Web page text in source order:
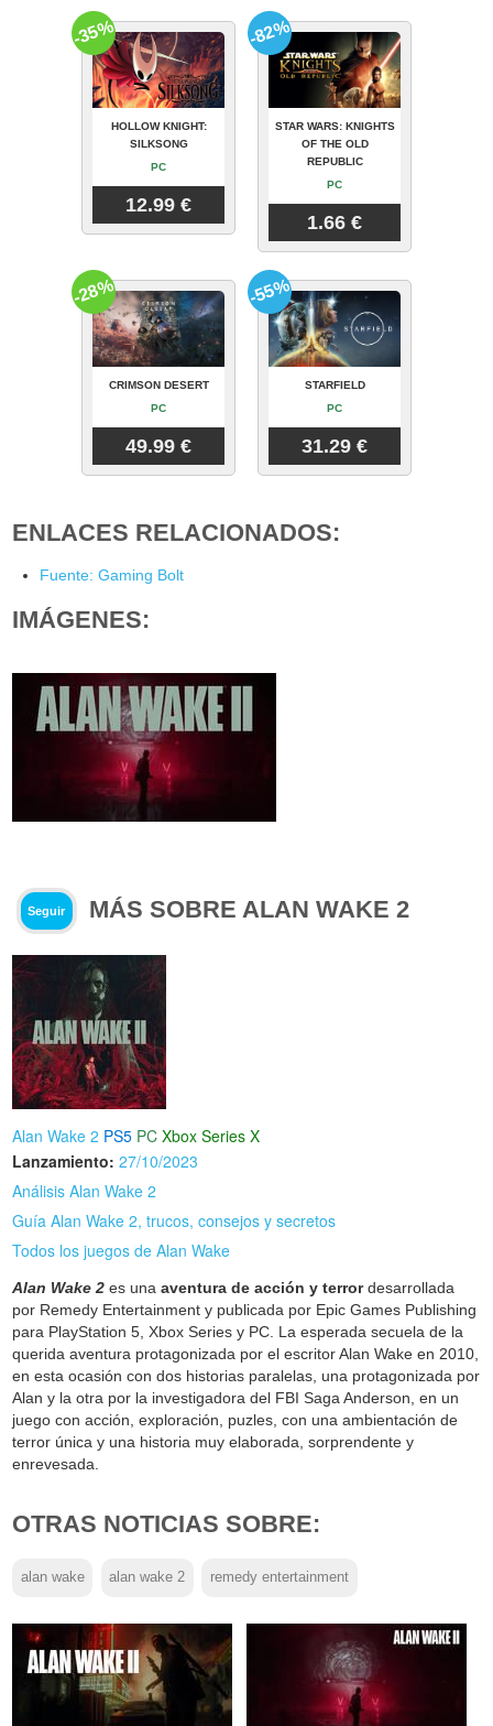
HOLLOW KNIGHT:
SILKSONG
PC
12.99 €
-35%
STAR WARS: KNIGHTS
OF THE OLD
REPUBLIC
PC
1.66 €
-82%
CRIMSON DESERT
PC
49.99 €
-28%
STARFIELD
PC
31.29 €
-55%
ENLACES RELACIONADOS:
Fuente: Gaming Bolt
IMÁGENES:
Seguir MÁS SOBRE ALAN WAKE 2
Alan Wake 2 PS5 PC Xbox Series X
Lanzamiento: 27/10/2023
Análisis Alan Wake 2
Guía Alan Wake 2, trucos, consejos y secretos
Todos los juegos de Alan Wake
Alan Wake 2 es unaaventura de acción y terrordesarrollada
por Remedy Entertainment y publicada por Epic Games Publishing
para PlayStation 5, Xbox Series y PC. La esperada secuela de la
querida aventura protagonizada por el escritor Alan Wake en 2010,
en esta ocasión con dos historias paralelas, una protagonizada por
Alan y la otra por la investigadora del FBI Saga Anderson, en un
juego con acción, exploración, puzles, con una ambientación de
terror única y una historia muy elaborada, sorprendente y
enrevesada.
OTRAS NOTICIAS SOBRE:
alan wake alan wake 2 remedy entertainment